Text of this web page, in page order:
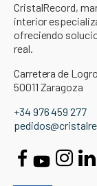
CristalRecord,
interior
ofreciendo
real.
Carretera de
50011 Zaragoza
+34 976 459 277